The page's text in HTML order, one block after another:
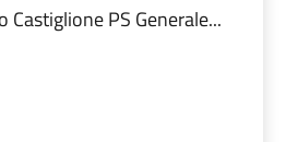
Castiglione PS Generale...